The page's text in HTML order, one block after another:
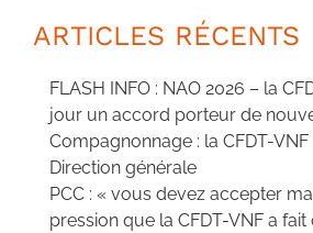
ARTICLES RÉCENTS
FLASH INFO : NAO 2026 – la
jour un accord porteur de
Compagnonnage : la CFDT-
Direction générale
PCC : « vous devez accepter
pression que la CFDT-VNF a fait